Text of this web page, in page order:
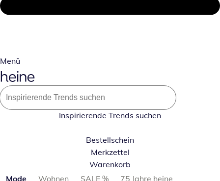
Menü
Inspirierende Trends suchen
Bestellschein
Merkzettel
Warenkorb
Produktkategorien überspringen
Mode Wohnen SALE %
75 Jahre heine